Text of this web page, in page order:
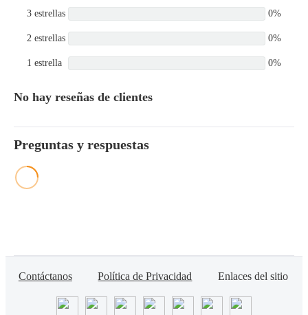
3 estrellas 0%
2 estrellas 0%
1 estrella 0%
No hay reseñas de clientes
Preguntas y respuestas
Contáctanos Política de Privacidad Enlaces del sitio